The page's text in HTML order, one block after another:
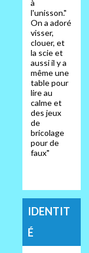
à
l'unisson."
On a adoré
visser,
clouer, et
la scie et
aussi il y a
même une
table pour
lire au
calme et
des jeux
de
bricolage
pour de
faux"
IDENTIT
É